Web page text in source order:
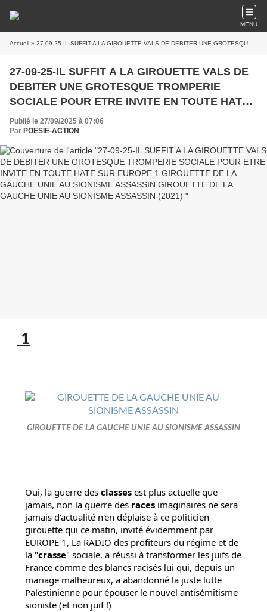
MENU
Accueil » 27-09-25-IL SUFFIT A LA GIROUETTE VALS DE DEBITER UNE GROTESQUE TROMPERIE SOCIALE POUR ETRE INVITE EN TOUTE HATE SUR EUROPE 1 GIROUETTE DE LA GAUCHE UNIE AU SIONISME ASSASSIN GIROUETTE DE LA GAUCHE UNIE AU SIONISME ASSASSIN (2021)
27-09-25-IL SUFFIT A LA GIROUETTE VALS DE
DEBITER UNE GROTESQUE TROMPERIE
SOCIALE POUR ETRE INVITE EN TOUTE HATE
SUR EUROPE 1 GIROUETTE DE LA GAUCHE
UNIE AU SIONISME ASSASSIN GIROUETTE DE
LA GAUCHE UNIE AU SIONISME ASSASSIN
(2021)
Publié le 27/09/2025 à 07:06
Par POESIE-ACTION
1
GIROUETTE DE LA GAUCHE UNIE AU SIONISME ASSASSIN
Oui, la guerre des classes est plus actuelle que
jamais, non la guerre des races imaginaires ne sera
jamais d'actualité n'en déplaise à ce politicien
girouette qui ce matin, invité évidemment par
EUROPE 1, La RADIO des profiteurs du régime et de
la "crasse" sociale, a réussi à transformer les juifs de
France comme des blancs racisés lui qui, depuis un
mariage malheureux, a abandonné la juste lutte
Palestinienne pour épouser le nouvel antisémitisme
sioniste (et non juif !)